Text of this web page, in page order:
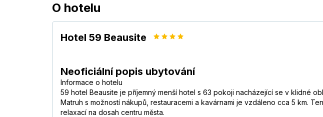
O hotelu
Hotel 59 Beausite
Neoficiální popis ubytování
Informace o hotelu
59 hotel Beausite je příjemný menší hotel s 63 pokoji nacházející se v klidné
Matruh s možností nákupů, restauracemi a kavárnami je vzdáleno cca 5 km.
relaxací na dosah centru města.